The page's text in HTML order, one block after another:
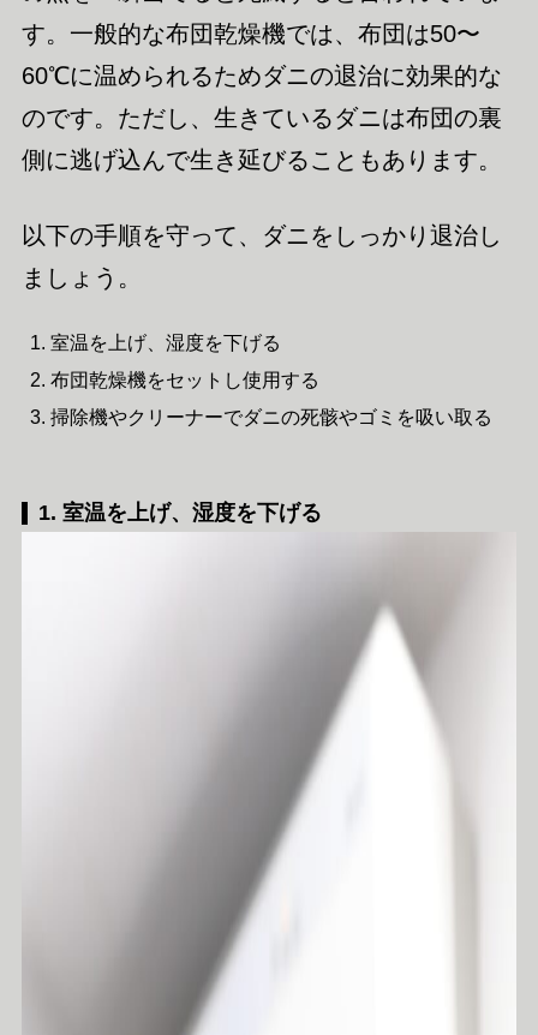
す。一般的な布団乾燥機では、布団は50〜
60℃に温められるためダニの退治に効果的な
のです。ただし、生きているダニは布団の裏
側に逃げ込んで生き延びることもあります。
以下の手順を守って、ダニをしっかり退治し
ましょう。
室温を上げ、湿度を下げる
布団乾燥機をセットし使用する
掃除機やクリーナーでダニの死骸やゴミを吸い取る
1. 室温を上げ、湿度を下げる